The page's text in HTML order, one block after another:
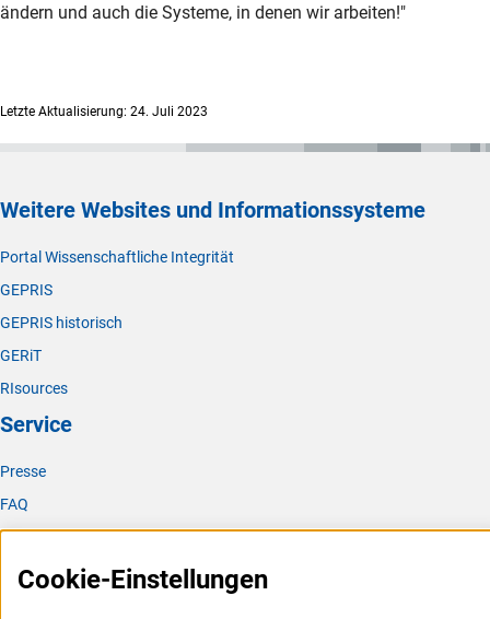
ändern und auch die Systeme, in denen wir arbeiten!"
Letzte Aktualisierung: 24. Juli 2023
Weitere Websites und Informationssysteme
Portal Wissenschaftliche Integrität
GEPRIS
GEPRIS historisch
GERiT
RIsources
Service
Presse
FAQ
Karriere
Logo und Corporate Design
Cookie-Einstellungen